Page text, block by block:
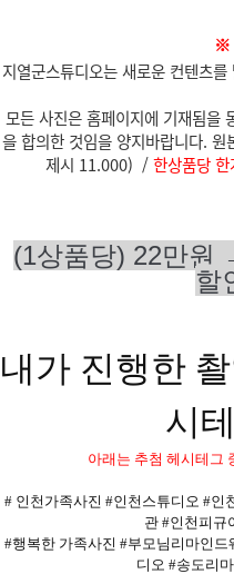
※
지열군스튜디오는 새로운 컨텐츠
모든 사진은 홈페이지에 기재됨을
을 합의한 것임을 양지바랍니다. 원
제시 11.000) /한상품당
(1상품당) 22만원
할
내가 진행한
시
아래는 추첨 헤시테그
# 인천가족사진 #인천스튜디오 #인
관 #인천피규
#행복한 가족사진 #부모님리마인
디오 #송도리